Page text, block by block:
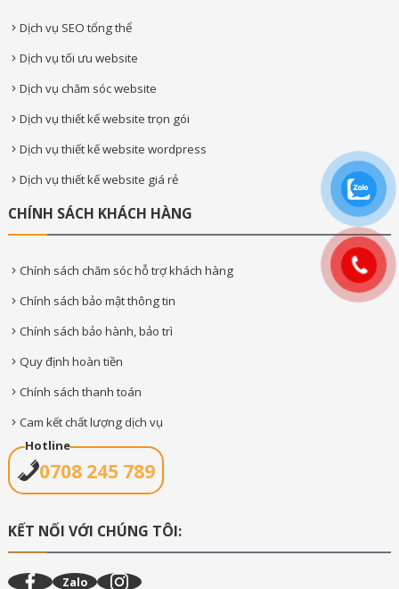
Dịch vụ SEO tổng thể
Dịch vụ tối ưu website
Dịch vụ chăm sóc website
Dịch vụ thiết kế website trọn gói
Dịch vụ thiết kế website wordpress
Dịch vụ thiết kế website giá rẻ
CHÍNH SÁCH KHÁCH HÀNG
Chính sách chăm sóc hỗ trợ khách hàng
Chính sách bảo mật thông tin
Chính sách bảo hành, bảo trì
Quy định hoàn tiền
Chính sách thanh toán
Cam kết chất lượng dịch vụ
Hotline
0708 245 789
KẾT NỐI VỚI CHÚNG TÔI:
Zalo